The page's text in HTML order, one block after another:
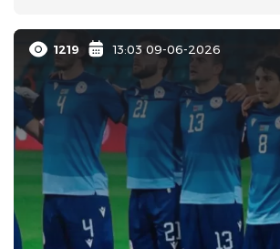
1219 13:03 09-06-2026